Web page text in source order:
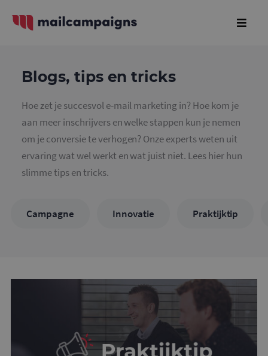
Blogs, tips en tricks
Hoe zet je succesvol e-mail marketing in? Hoe kom je
aan meer inschrijvers en welke stappen kun je nemen
om je conversie te verhogen? Onze experts weten uit
ervaring wat wel werkt en wat juist niet. Lees hier hun
slimme tips en tricks.
Campagne Innovatie Praktijktip